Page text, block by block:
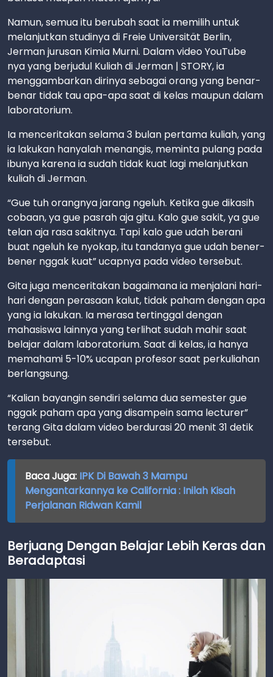
Namun, semua itu berubah saat ia memilih untuk
melanjutkan studinya di Freie Universität Berlin,
Jerman jurusan Kimia Murni. Dalam video YouTube
nya yang berjudul Kuliah di Jerman | STORY, ia
menggambarkan dirinya sebagai orang yang benar-
benar tidak tau apa-apa saat di kelas maupun dalam
laboratorium.
Ia menceritakan selama 3 bulan pertama kuliah, yang
ia lakukan hanyalah menangis, meminta pulang pada
ibunya karena ia sudah tidak kuat lagi melanjutkan
kuliah di Jerman.
“Gue tuh orangnya jarang ngeluh. Ketika gue dikasih
cobaan, ya gue pasrah aja gitu. Kalo gue sakit, ya gue
telan aja rasa sakitnya. Tapi kalo gue udah berani
buat ngeluh ke nyokap, itu tandanya gue udah bener-
bener nggak kuat” ucapnya pada video tersebut.
Gita juga menceritakan bagaimana ia menjalani hari-
hari dengan perasaan kalut, tidak paham dengan apa
yang ia lakukan. Ia merasa tertinggal dengan
mahasiswa lainnya yang terlihat sudah mahir saat
belajar dalam laboratorium. Saat di kelas, ia hanya
memahami 5-10% ucapan profesor saat perkuliahan
berlangsung.
“Kalian bayangin sendiri selama dua semester gue
nggak paham apa yang disampein sama lecturer”
terang Gita dalam video berdurasi 20 menit 31 detik
tersebut.
Baca Juga: IPK Di Bawah 3 Mampu
Mengantarkannya ke California : Inilah Kisah
Perjalanan Ridwan Kamil
Berjuang Dengan Belajar Lebih Keras dan
Beradaptasi